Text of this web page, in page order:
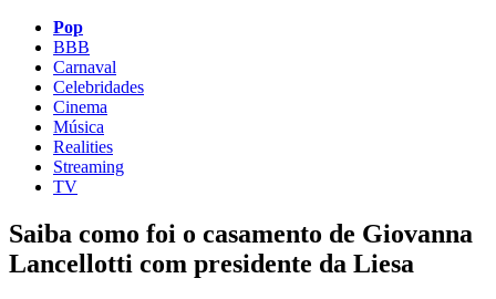
Pop
BBB
Carnaval
Celebridades
Cinema
Música
Realities
Streaming
TV
Saiba como foi o casamento de Giovanna
Lancellotti com presidente da Liesa